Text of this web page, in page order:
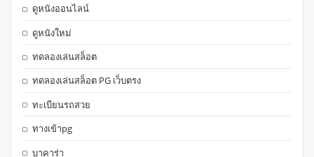
ดูหนังออนไลน์
ดูหนังใหม่
ทดลองเล่นสล็อต
ทดลองเล่นสล็อต PG เว็บตรง
ทะเบียนรถสวย
ทางเข้าpg
บาคาร่า